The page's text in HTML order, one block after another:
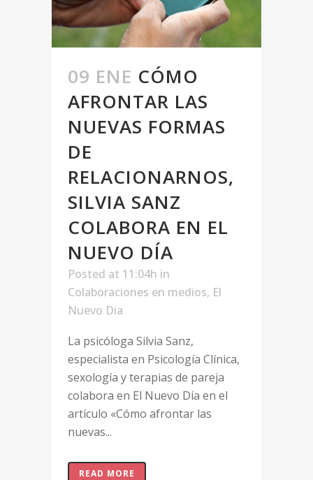
09 ENE CÓMO
AFRONTAR LAS
NUEVAS FORMAS
DE
RELACIONARNOS,
SILVIA SANZ
COLABORA EN EL
NUEVO DÍA
Posted at 11:04h in
Colaboraciones en medios, El
Nuevo Dia
La psicóloga Silvia Sanz,
especialista en Psicología Clínica,
sexología y terapias de pareja
colabora en El Nuevo Día en el
artículo «Cómo afrontar las
nuevas...
READ MORE